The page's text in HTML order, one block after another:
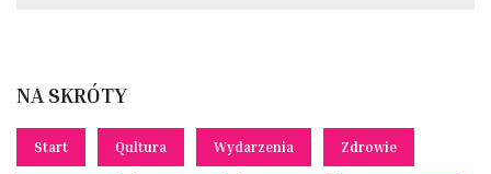
NA SKRÓTY
Start Qultura Wydarzenia Zdrowie